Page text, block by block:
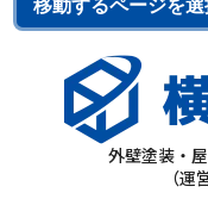
外壁塗装・
（